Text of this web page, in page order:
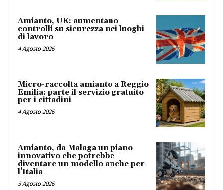
Amianto, UK: aumentano
controlli su sicurezza nei luoghi
di lavoro
4 Agosto 2026
Micro-raccolta amianto a Reggio
Emilia: parte il servizio gratuito
per i cittadini
4 Agosto 2026
Amianto, da Malaga un piano
innovativo che potrebbe
diventare un modello anche per
l’Italia
3 Agosto 2026